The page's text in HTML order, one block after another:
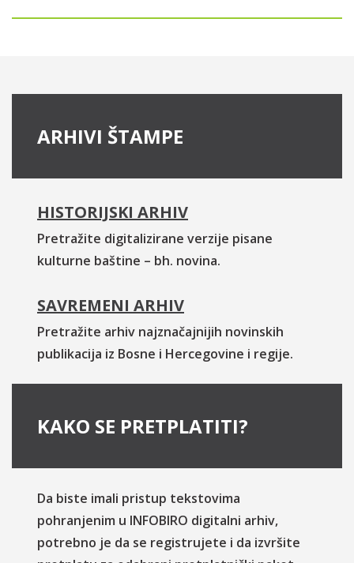
ARHIVI ŠTAMPE
HISTORIJSKI ARHIV
Pretražite digitalizirane verzije pisane
kulturne baštine – bh. novina.
SAVREMENI ARHIV
Pretražite arhiv najznačajnijih novinskih
publikacija iz Bosne i Hercegovine i regije.
KAKO SE PRETPLATITI?
Da biste imali pristup tekstovima
pohranjenim u INFOBIRO digitalni arhiv,
potrebno je da se registrujete i da izvršite